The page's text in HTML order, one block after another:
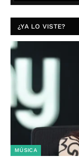
¿YA LO VISTE?
MÚSICA